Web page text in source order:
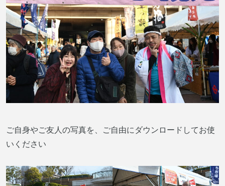
ご自身やご友人の写真を、ご自由にダウンロードしてお使
いください